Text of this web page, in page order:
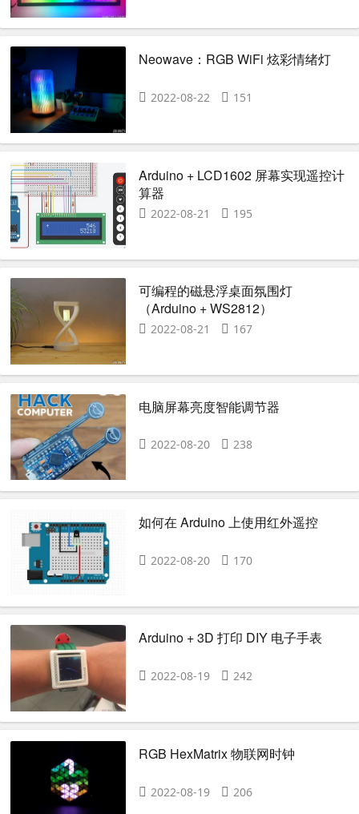
Neowave：RGB WiFi 炫彩情绪灯
2022-08-22 151
Arduino + LCD1602 屏幕实现遥控计
算器
2022-08-21 195
可编程的磁悬浮桌面氛围灯
（Arduino + WS2812）
2022-08-21 167
电脑屏幕亮度智能调节器
2022-08-20 238
如何在 Arduino 上使用红外遥控
2022-08-20 170
Arduino + 3D 打印 DIY 电子手表
2022-08-19 242
RGB HexMatrix 物联网时钟
2022-08-19 206